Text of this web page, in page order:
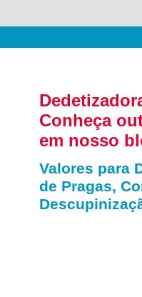
Conheça
em nosso
Valores para
de Pragas,